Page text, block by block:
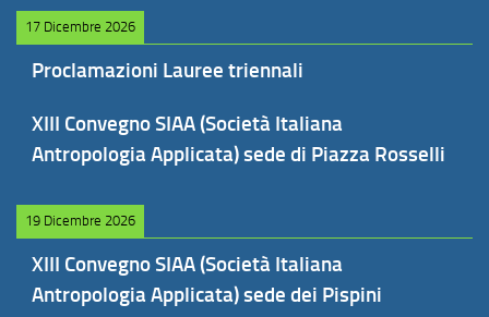
17 Dicembre 2026
Proclamazioni Lauree triennali
XIII Convegno SIAA (Società Italiana
Antropologia Applicata) sede di Piazza Rosselli
19 Dicembre 2026
XIII Convegno SIAA (Società Italiana
Antropologia Applicata) sede dei Pispini